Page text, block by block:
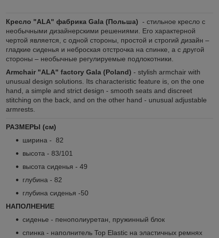
Кресло "ALA" фабрика Gala (Польша) - стильное кресло с
необычными дизайнерскими решениями. Его характерной
чертой является, с одной стороны, простой и строгий дизайн –
гладкие сиденья и неброская отстрочка на спинке, а с другой
стороны – необычные регулируемые подлокотники.
Armchair "ALA" factory Gala (Poland) - stylish armchair with
unusual design solutions. Its characteristic feature is, on the one
hand, a simple and strict design - smooth seats and discreet
stitching on the back, and on the other hand - unusual adjustable
armrests.
РАЗМЕРЫ (см)
ширина - 82
высота - 83/101
высота сиденья - 49
глубина - 82
глубина сиденья -50
НАПОЛНЕНИЕ
сиденье - пенополиуретан, пружинный блок
спинка - наполнитель Top Elastic на эластичных ремнях